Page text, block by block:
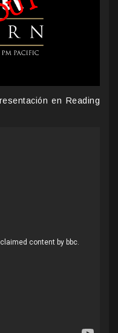
en Reading